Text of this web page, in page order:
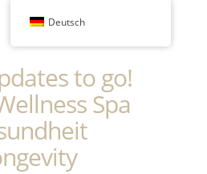
to go!
Spa
Deutsch